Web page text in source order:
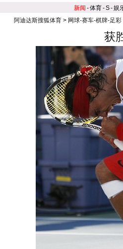
新闻 -体育-S-娱
阿迪达斯搜狐体育> 网球-赛车-棋牌-足彩
获